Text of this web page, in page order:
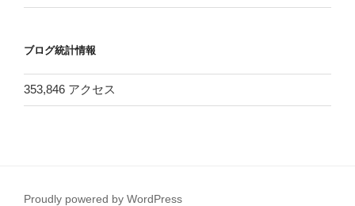
ブログ統計情報
353,846 アクセス
Proudly powered by WordPress